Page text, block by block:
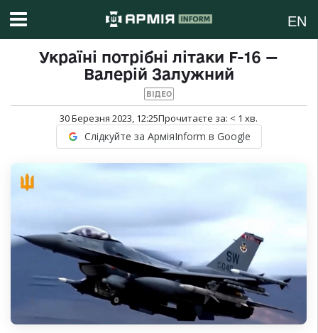
EN
Україні потрібні літаки F-16 —
Валерій Залужний
ВІДЕО
30 Березня 2023, 12:25Прочитаєте за: < 1 хв.
Слідкуйте за АрміяInform в Google